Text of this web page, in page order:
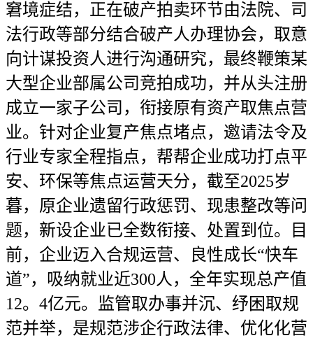
窘境症结，正在破产拍卖环节由法院、司
法行政等部分结合破产人办理协会，取意
向计谋投资人进行沟通研究，最终鞭策某
大型企业部属公司竞拍成功，并从头注册
成立一家子公司，衔接原有资产取焦点营
业。针对企业复产焦点堵点，邀请法令及
行业专家全程指点，帮帮企业成功打点平
安、环保等焦点运营天分，截至2025岁
暮，原企业遗留行政惩罚、现患整改等问
题，新设企业已全数衔接、处置到位。目
前，企业迈入合规运营、良性成长“快车
道”，吸纳就业近300人，全年实现总产值
12。4亿元。监管取办事并沉、纾困取规
范并举，是规范涉企行政法律、优化化营